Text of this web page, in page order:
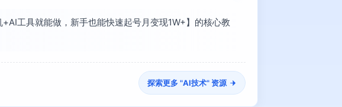
工具就能做，新手也能快速起号月变现1W+】的核心教
探索更多 "AI技术" 资源